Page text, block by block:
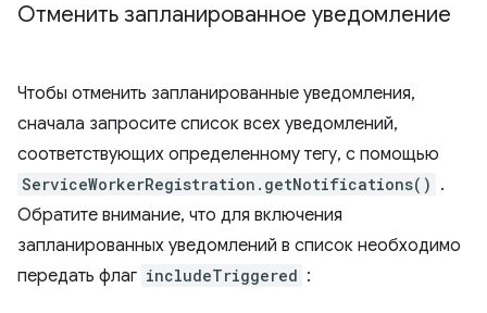
Отменить запланированное уведомление
Чтобы отменить запланированные уведомления,
сначала запросите список всех уведомлений,
соответствующих определенному тегу, с помощью
ServiceWorkerRegistration.getNotifications() .
Обратите внимание, что для включения
запланированных уведомлений в список необходимо
передать флаг includeTriggered :